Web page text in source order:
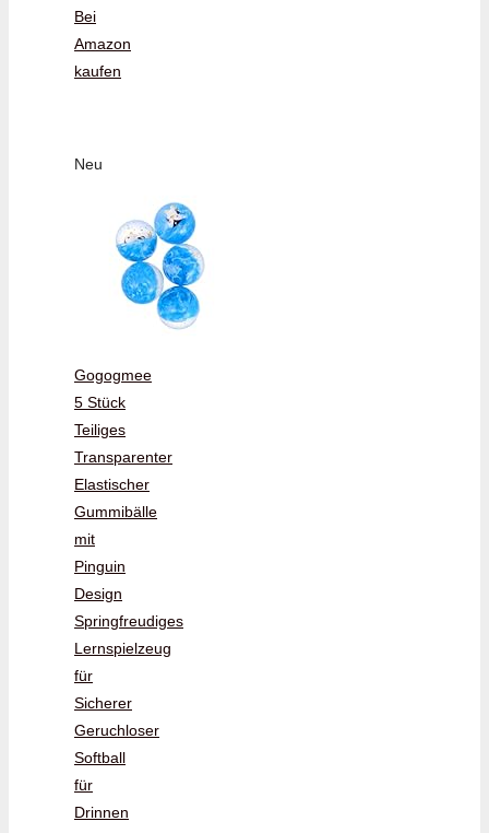
Bei
Amazon
kaufen
Neu
Gogogmee
5 Stück
Teiliges
Transparenter
Elastischer
Gummibälle
mit
Pinguin
Design
Springfreudiges
Lernspielzeug
für
Sicherer
Geruchloser
Softball
für
Drinnen